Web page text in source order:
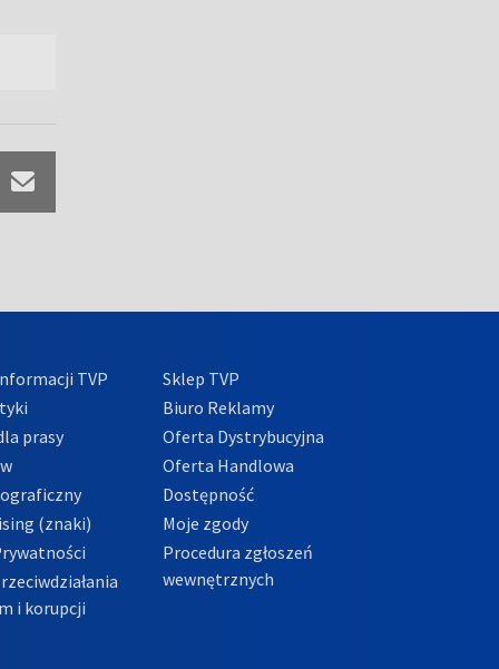
TVP
prasy
(znaki)
i korupcji
Sklep TVP
Biuro Reklamy
Oferta Dystrybucyjna
Oferta Handlowa
Dostępność
Moje zgody
Procedura zgłoszeń
wewnętrznych